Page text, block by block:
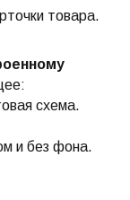
товара.
схема.
и без фона.